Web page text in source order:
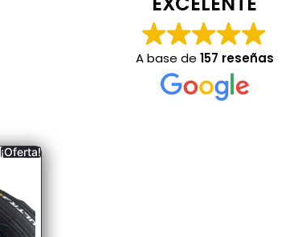
¡Oferta!
A base de 157 reseñas